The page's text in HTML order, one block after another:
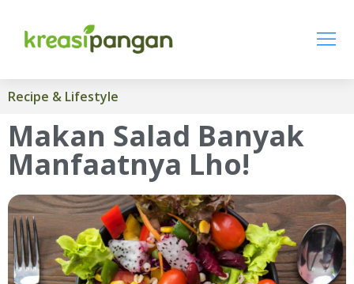
Recipe & Lifestyle
Makan Salad Banyak
Manfaatnya Lho!